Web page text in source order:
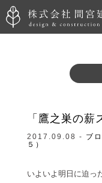
「鷹之巣の
2017.09.08 - ブ
５）
いよいよ明日に迫っ